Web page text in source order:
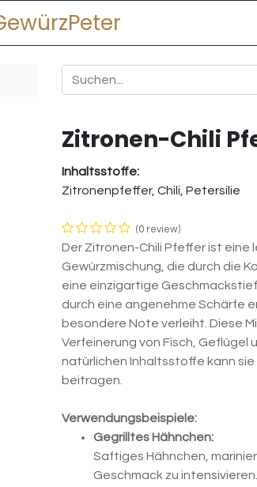
Zitronen-Chili
Inhaltsstoffe:
Zitronenpfeffer, Chili, Petersilie
(0 review)
Der Zitronen-Chili Pfeffer ist eine
Gewürzmischung, die durch die
eine einzigartige
durch eine angenehme Schärfe
besondere Note verleiht. Diese
Verfeinerung von Fisch, Geflügel
natürlichen Inhaltsstoffe kann
beitragen.
Verwendungsbeispiele:
Gegrilltes Hähnchen:
Saftiges Hähnchen,
Geschmack zu intensivieren.